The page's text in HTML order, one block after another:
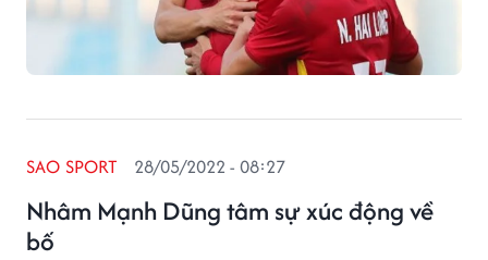
Nhâm Mạnh Dũng tâm sự xúc động về
bố
SAO SPORT 28/05/2022 - 08:27